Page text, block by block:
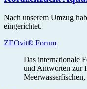
Nach unserem Umzug
eingerichtet.
ZEOvit® Forum
Das internationale
und Antworten zur